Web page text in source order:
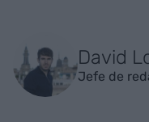
David
Jefe de